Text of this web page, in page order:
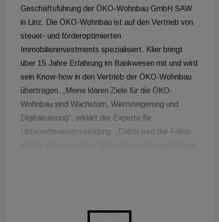
Geschäftsführung der ÖKO-Wohnbau GmbH SAW
in Linz. Die ÖKO-Wohnbau ist auf den Vertrieb von
steuer- und förderoptimierten
Immobilieninvestments spezialisiert. Klier bringt
über 15 Jahre Erfahrung im Bankwesen mit und wird
sein Know-how in den Vertrieb der ÖKO-Wohnbau
übertragen. „Meine klaren Ziele für die ÖKO-
Wohnbau sind Wachstum, Wertsteigerung und
Digitalisierung“, erklärt der Experte für
Unternehmensentwicklung. „Dabei wird der Fokus
Gallen erwartet, dass „Immobilien weiterhin als